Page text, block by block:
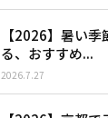
【2026】暑い
る、おすすめ...
2026.7.27